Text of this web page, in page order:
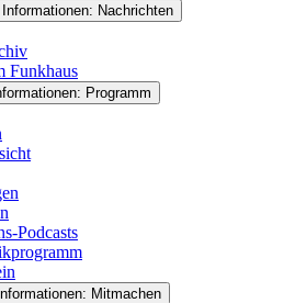
Nachrichten
Funkhaus
Programm
Podcasts
Mitmachen